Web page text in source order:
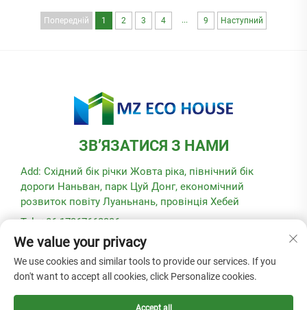
Попередній 1 2 3 4 ... 9 Наступний
ЗВ’ЯЗАТИСЯ З НАМИ
Add: Східний бік річки Жовта ріка, північний бік
дороги Наньван, парк Цуй Донг, економічний
розвиток повіту Луаньнань, провінція Хебей
Tel: +86-17367662336
Ел. пошта: [email protected]
Technology Co., Ltd. -Політика конфіденційності
We value your privacy
We use cookies and similar tools to provide our services. If you
don't want to accept all cookies, click Personalize cookies.
Accept all